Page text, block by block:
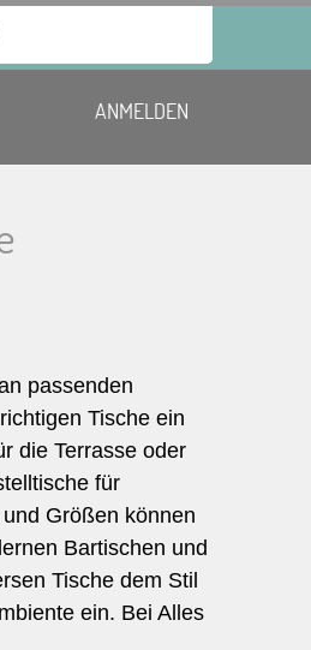
ANMELDEN
passenden
Tische ein
die Terrasse oder
für
Größen können
Bartischen und
Tische dem Stil
ein. Bei Alles